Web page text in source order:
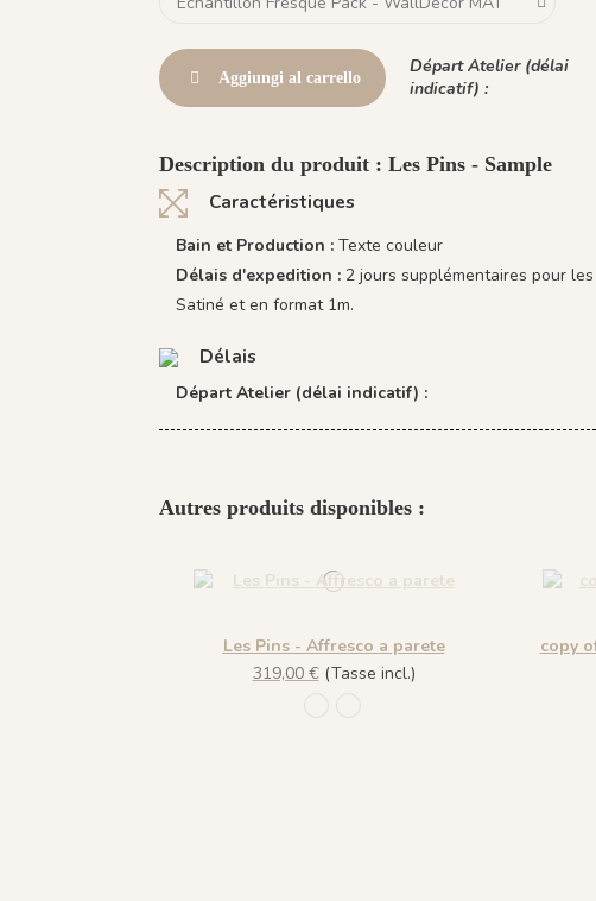
Aggiungi al carrello
Départ Atelier (délai
indicatif) :
Description du produit : Les Pins - Sample
Caractéristiques
Bain et Production : Texte couleur
Délais d'expedition : 2 jours supplémentaires pour
Satiné et en format 1m.
Délais
Départ Atelier (délai indicatif) :
Autres produits disponibles :
Les Pins - Affresco a parete
319,00 €(Tasse incl.)
copy